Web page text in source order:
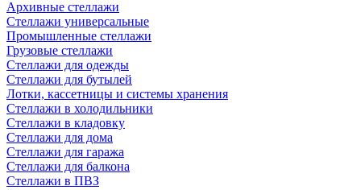
Архивные стеллажи
Стеллажи универсальные
Промышленные стеллажи
Грузовые стеллажи
Стеллажи для одежды
Стеллажи для бутылей
Лотки, кассетницы и системы хранения
Стеллажи в холодильники
Стеллажи в кладовку
Стеллажи для дома
Стеллажи для гаража
Стеллажи для балкона
Стеллажи в ПВЗ